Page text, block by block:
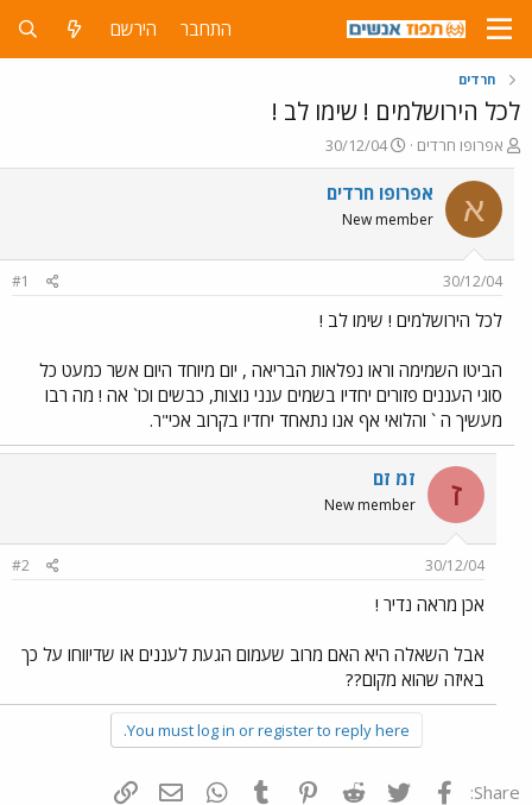
התחבר הירשם
חרדים
לכל הירושלמים ! שימו לב !
פ
ו
ת
ח
ה
ש
א
אפרופו חרדים
פ
ו
ר
ם
ר
30/12/04
א אפרופו חרדים
New member
30/12/04
#1
לכל הירושלמים ! שימו לב !
הביטו השמימה וראו נפלאות הבריאה , יום מיוחד היום אשר כמעט כל
סוגי העננים פזורים יחדיו בשמים ענני נוצות, כבשים וכו` אה ! מה רבו
מעשיך ה ` והלואי אף אנו נתאחד יחדיו בקרוב אכי"ר.
ז זמ זם
New member
30/12/04
#2
אכן מראה נדיר !
אבל השאלה היא האם מרוב שעמום הגעת לעננים או שדיווחו על כך
באיזה שהוא מקום??
You must log in or register to reply here.
Share: פייסבוק Twitter
Reddit
Pinterest
Tumblr
WhatsAppדואר אלקטרוני